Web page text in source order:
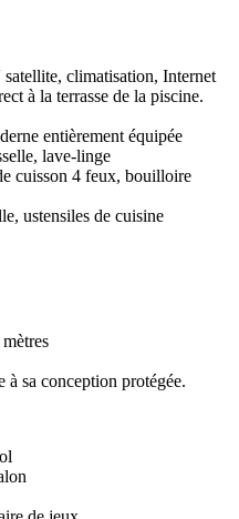
climatisation, Internet
à la terrasse de la piscine.
entièrement équipée
lave-linge
cuisson 4 feux, bouilloire
ustensiles de cuisine
sa conception protégée.